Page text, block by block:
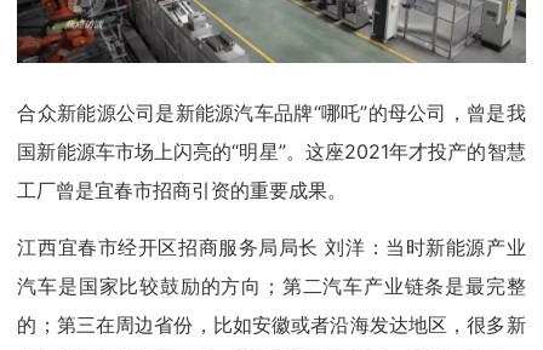
合众新能源公司是新能源汽车品牌“哪吒”的母公司，曾是我
国新能源车市场上闪亮的“明星”。这座2021年才投产的智慧
工厂曾是宜春市招商引资的重要成果。
江西宜春市经开区招商服务局局长 刘洋：当时新能源产业
汽车是国家比较鼓励的方向；第二汽车产业链条是最完整
的；第三在周边省份，比如安徽或者沿海发达地区，很多新